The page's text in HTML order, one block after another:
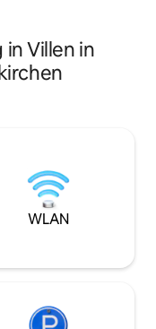
Bundesstrasse
vorhanden)
Villen in
WLAN